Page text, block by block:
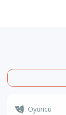
Oyuncu